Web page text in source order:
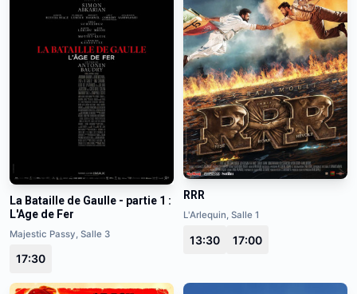
La Bataille de Gaulle - partie 1 :
L'Age de Fer
Majestic Passy, Salle 3
17:30
RRR
L'Arlequin, Salle 1
13:30 17:00